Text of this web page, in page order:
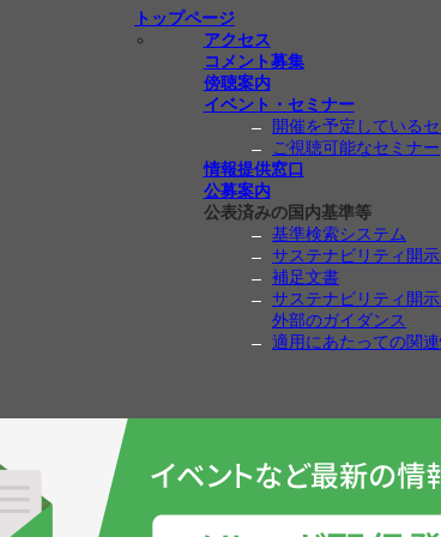
トップページ
アクセス
コメント募集
傍聴案内
イベント・セミナー
開催を予定している
ご視聴可能なセミナー
情報提供窓口
公募案内
公表済みの国内基準等
基準検索システム
サステナビリティ開
補足文書
サステナビリティ開
外部のガイダンス
適用にあたっての関